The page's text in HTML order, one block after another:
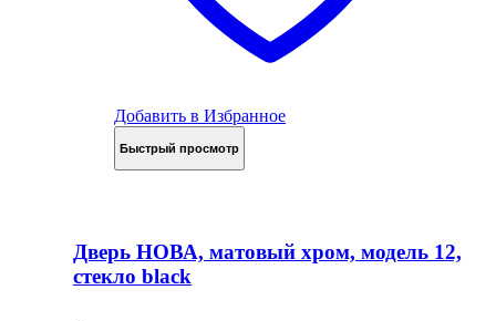
Добавить в Избранное
Быстрый просмотр
Дверь НОВА, матовый хром, модель 12,
стекло black